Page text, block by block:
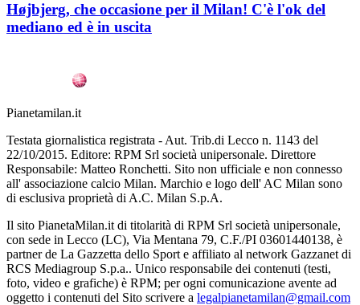
Højbjerg, che occasione per il Milan! C'è l'ok del
mediano ed è in uscita
Pianetamilan.it
Testata giornalistica registrata - Aut. Trib.di Lecco n. 1143 del
22/10/2015. Editore: RPM Srl società unipersonale. Direttore
Responsabile: Matteo Ronchetti. Sito non ufficiale e non connesso
all' associazione calcio Milan. Marchio e logo dell' AC Milan sono
di esclusiva proprietà di A.C. Milan S.p.A.
Il sito PianetaMilan.it di titolarità di RPM Srl società unipersonale,
con sede in Lecco (LC), Via Mentana 79, C.F./PI 03601440138, è
partner de La Gazzetta dello Sport e affiliato al network Gazzanet di
RCS Mediagroup S.p.a.. Unico responsabile dei contenuti (testi,
foto, video e grafiche) è RPM; per ogni comunicazione avente ad
oggetto i contenuti del Sito scrivere a legalpianetamilan@gmail.com